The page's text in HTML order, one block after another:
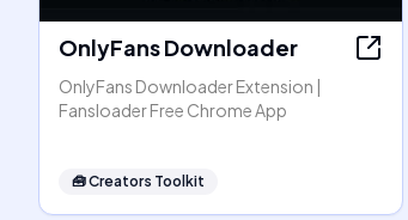
OnlyFans Downloader
OnlyFans Downloader Extension |
Fansloader Free Chrome App
🧰Creators Toolkit